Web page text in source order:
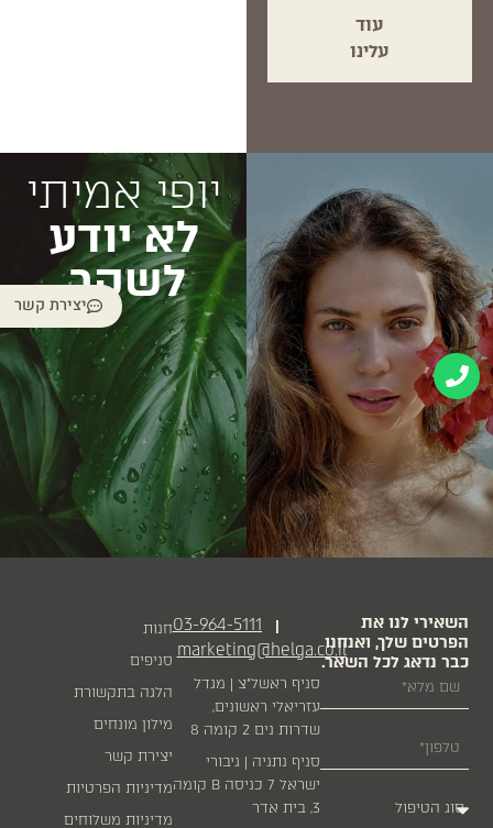
עוד
עלינו
יופי אמיתי
לא יודע
לשקר.
03-964-5111 |
marketing@helga.co.il
סניף ראשל״צ | מגדל
עזריאלי ראשונים,
שדרות נים 2 קומה 8
סניף נתניה | גיבורי
ישראל 7 כניסה B קומה
3, בית אדר
חנות
סניפים
הלגה בתקשורת
מילון מונחים
יצירת קשר
מדיניות הפרטיות
מדיניות משלוחים
השאירי לנו את
הפרטים שלך, ואנחנו
כבר נדאג לכל השאר.
יצירת קשר